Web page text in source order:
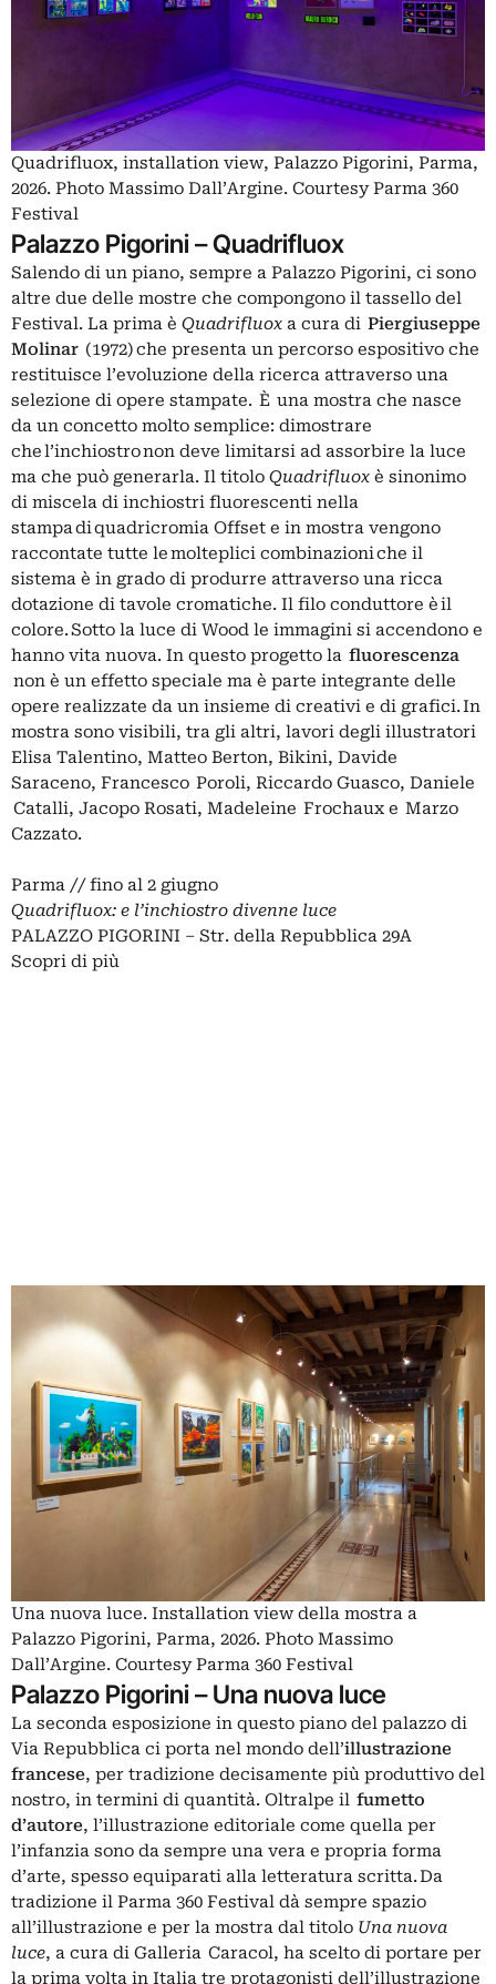
Quadrifluox, installation view, Palazzo Pigorini, Parma,
2026. Photo Massimo Dall’Argine. Courtesy Parma 360
Festival
Palazzo Pigorini – Quadrifluox
Salendo di un piano, sempre a Palazzo Pigorini, ci sono
altre due delle mostre che compongono il tassello del
Festival. La prima è Quadrifluox a cura di Piergiuseppe
Molinar (1972) che presenta un percorso espositivo che
restituisce l’evoluzione della ricerca attraverso una
selezione di opere stampate. È una mostra che nasce
da un concetto molto semplice: dimostrare
che l’inchiostro non deve limitarsi ad assorbire la luce
ma che può generarla. Il titolo Quadrifluox è sinonimo
di miscela di inchiostri fluorescenti nella
stampa di quadricromia Offset e in mostra vengono
raccontate tutte le molteplici combinazioni che il
sistema è in grado di produrre attraverso una ricca
dotazione di tavole cromatiche. Il filo conduttore è il
colore. Sotto la luce di Wood le immagini si accendono e
hanno vita nuova. In questo progetto la fluorescenza
non è un effetto speciale ma è parte integrante delle
opere realizzate da un insieme di creativi e di grafici. In
mostra sono visibili, tra gli altri, lavori degli illustratori
Elisa Talentino, Matteo Berton, Bikini, Davide
Saraceno, Francesco Poroli, Riccardo Guasco, Daniele
Catalli, Jacopo Rosati, Madeleine Frochaux e Marzo
Cazzato.
Parma // fino al 2 giugno
Quadrifluox: e l’inchiostro divenne luce
PALAZZO PIGORINI – Str. della Repubblica 29A
Scopri di più
Una nuova luce. Installation view della mostra a
Palazzo Pigorini, Parma, 2026. Photo Massimo
Dall’Argine. Courtesy Parma 360 Festival
Palazzo Pigorini – Una nuova luce
La seconda esposizione in questo piano del palazzo di
Via Repubblica ci porta nel mondo dell’illustrazione
francese, per tradizione decisamente più produttivo del
nostro, in termini di quantità. Oltralpe il fumetto
d’autore, l’illustrazione editoriale come quella per
l’infanzia sono da sempre una vera e propria forma
d’arte, spesso equiparati alla letteratura scritta. Da
tradizione il Parma 360 Festival dà sempre spazio
all’illustrazione e per la mostra dal titolo Una nuova
luce, a cura di Galleria Caracol, ha scelto di portare per
la prima volta in Italia tre protagonisti dell’illustrazione